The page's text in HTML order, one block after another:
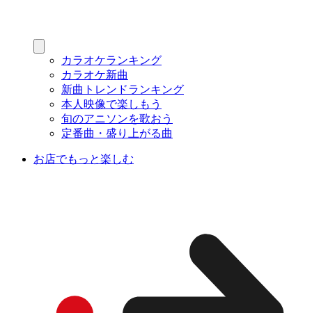
カラオケランキング
カラオケ新曲
新曲トレンドランキング
本人映像で楽しもう
旬のアニソンを歌おう
定番曲・盛り上がる曲
お店でもっと楽しむ